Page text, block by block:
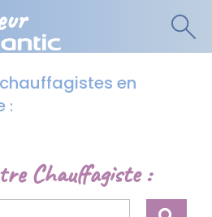
en
:
Chauffagiste :